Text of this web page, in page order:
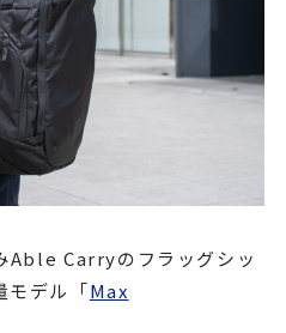
Able Carryのフラッグシッ
モデル「Max